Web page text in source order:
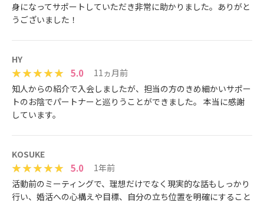
身になってサポートしていただき非常に助かりました。ありがと
うございました！
HY
5.0
11ヵ月前
知人からの紹介で入会しましたが、担当の方のきめ細かいサポー
トのお陰でパートナーと巡りうことができました。 本当に感謝
しています。
KOSUKE
5.0
1年前
活動前のミーティングで、理想だけでなく現実的な話もしっかり
行い、婚活への心構えや目標、自分の立ち位置を明確にすること